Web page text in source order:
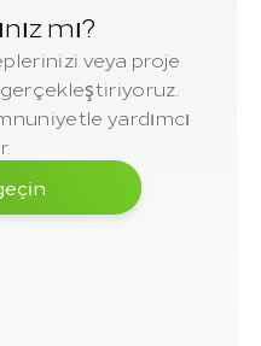
mı?
veya proje
yardımcı